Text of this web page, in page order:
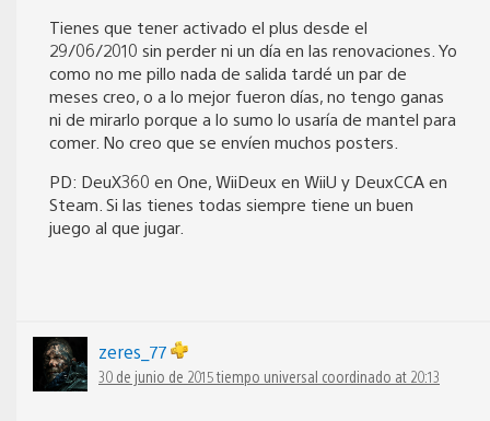
Tienes que tener activado el plus desde el
29/06/2010 sin perder ni un día en las renovaciones. Yo
como no me pillo nada de salida tardé un par de
meses creo, o a lo mejor fueron días, no tengo ganas
ni de mirarlo porque a lo sumo lo usaría de mantel para
comer. No creo que se envíen muchos posters.
PD: DeuX360 en One, WiiDeux en WiiU y DeuxCCA en
Steam. Si las tienes todas siempre tiene un buen
juego al que jugar.
zeres_77
30 de junio de 2015 tiempo universal coordinado at 20:13